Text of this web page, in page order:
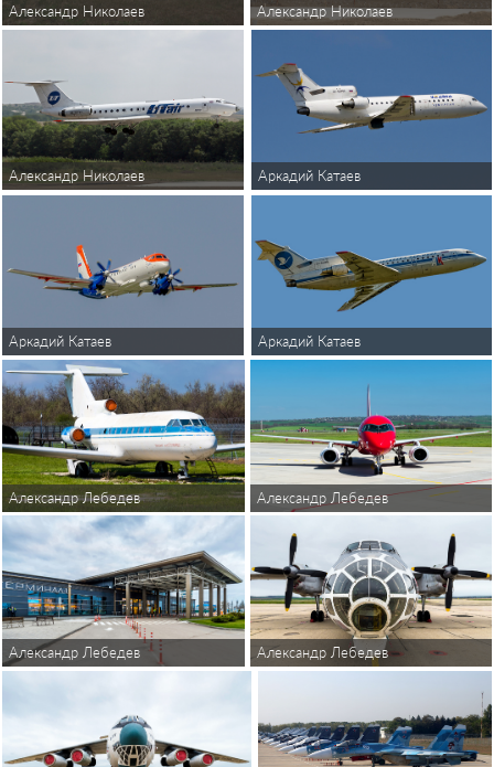
Александр Николаев Александр Николаев
Александр Николаев Аркадий Катаев
Аркадий Катаев Аркадий Катаев
Александр Лебедев Александр Лебедев
Александр Лебедев Александр Лебедев